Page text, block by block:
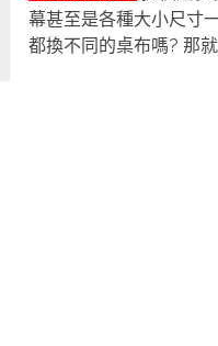
幕甚至是各種大小尺寸
都換不同的桌布嗎? 那